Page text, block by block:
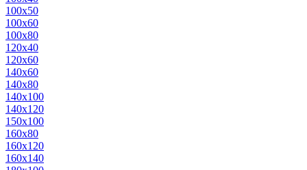
100х50
100х60
100х80
120х40
120х60
140х60
140х80
140х100
140х120
150х100
160х80
160х120
160х140